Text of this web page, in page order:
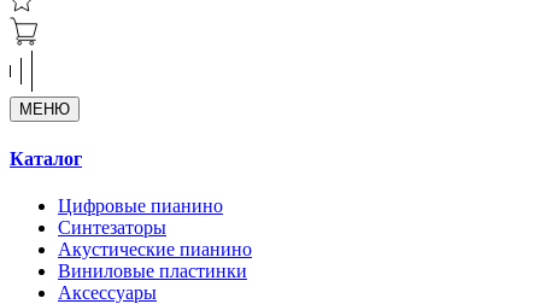
МЕНЮ
Каталог
Цифровые пианино
Синтезаторы
Акустические пианино
Виниловые пластинки
Аксессуары